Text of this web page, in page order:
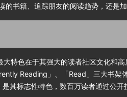
的书籍、追踪朋友的阅读趋势，还是
特色在于其强大的读者社区文化和
Reading」、「Read」三大书架
其标志性特色，数百万读者通过公开